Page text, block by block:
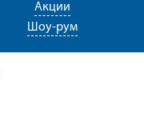
Акции
Шоу-рум